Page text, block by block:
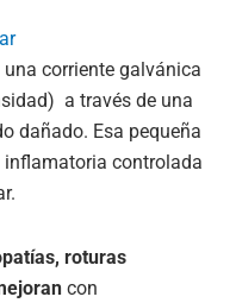
corriente galvánica
a través de una
dañado. Esa pequeña
inflamatoria controlada
roturas
con